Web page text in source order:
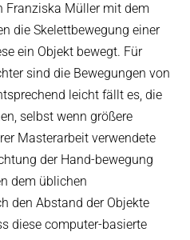
Franziska Müller mit dem
die Skelettbewegung einer
ein Objekt bewegt. Für
sind die Bewegungen von
leicht fällt es, die
selbst wenn größere
Masterarbeit verwendete
der Hand-bewegung
dem üblichen
den Abstand der Objekte
diese computer-basierte